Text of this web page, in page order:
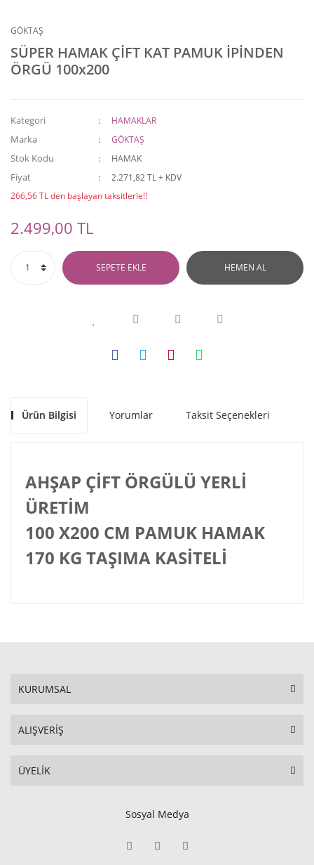
GÖKTAŞ
SÜPER HAMAK ÇİFT KAT PAMUK İPİNDEN
ÖRGÜ 100x200
Kategori HAMAKLAR
Marka GÖKTAŞ
Stok Kodu HAMAK
Fiyat
2.271,82 TL + KDV
266,56 TL den başlayan taksitlerle!!
2.499,00 TL
SEPETE EKLE HEMEN AL
Ürün Bilgisi Yorumlar Taksit Seçenekleri
AHŞAP ÇİFT ÖRGÜLÜ YERLİ
ÜRETİM
100 X200 CM PAMUK HAMAK
170 KG TAŞIMA KASİTELİ
KURUMSAL
ALIŞVERİŞ
ÜYELİK
Sosyal Medya